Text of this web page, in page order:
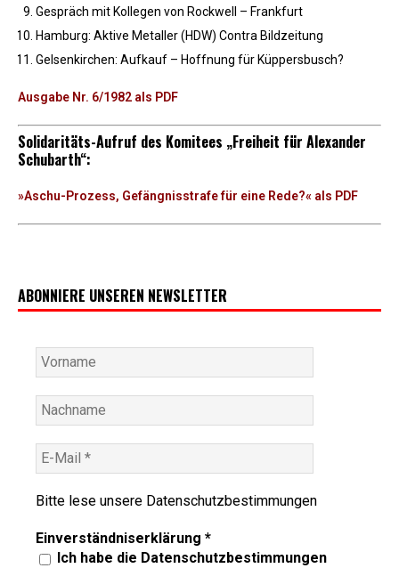
Gespräch mit Kollegen von Rockwell – Frankfurt
Hamburg: Aktive Metaller (HDW) Contra Bildzeitung
Gelsenkirchen: Aufkauf – Hoffnung für Küppersbusch?
Ausgabe Nr. 6/1982 als PDF
Solidaritäts-Aufruf des Komitees „Freiheit für Alexander
Schubarth“:
»Aschu-Prozess, Gefängnisstrafe für eine Rede?« als PDF
ABONNIERE UNSEREN NEWSLETTER
Bitte lese unsere Datenschutzbestimmungen
Einverständniserklärung *
Ich habe die Datenschutzbestimmungen